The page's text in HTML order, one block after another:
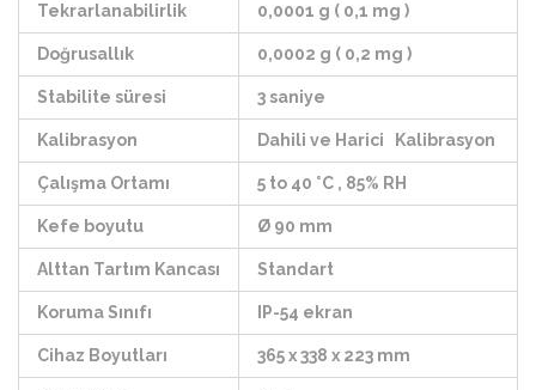
Tekrarlanabilirlik 0,0001 g ( 0,1 mg )
Doğrusallık 0,0002 g ( 0,2 mg )
Stabilite süresi 3 saniye
Kalibrasyon Dahili ve Harici Kalibrasyon
Çalışma Ortamı 5 to 40 ˚C , 85% RH
Kefe boyutu Ø 90 mm
Alttan Tartım Kancası Standart
Koruma Sınıfı IP-54 ekran
Cihaz Boyutları 365 x 338 x 223 mm